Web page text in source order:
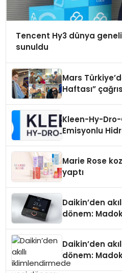
Tencent Hy3 dünya
sunuldu
Mars
Haftası”
Kleen-Hy-Dro-
Emisyonlu
Marie Rose
yaptı
Daikin’den
dönem:
Daikin’den
dönem: